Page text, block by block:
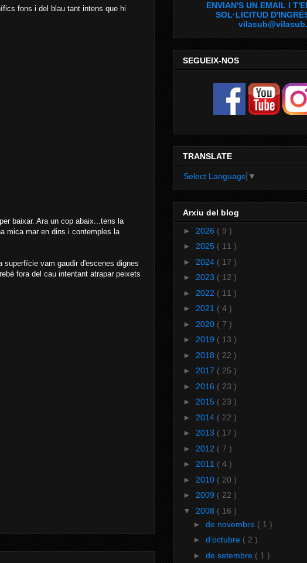
fons i del blau tant intens que hi
baixar. Ara un cop abaix...tens la
mica mar en dins i contemples la
superfície vam gaudir d'escenes dignes
fora del cau intentant atrapar peixets
ENVIAN'S UN EMAIL I
SOL·LICITUD
SEGUEIX-NOS
TRANSLATE
Select Language ▼
Arxiu del blog
► 2026 ( 9 )
► 2025 ( 11 )
► 2024 ( 17 )
► 2023 ( 12 )
► 2022 ( 11 )
► 2021 ( 4 )
► 2020 ( 7 )
► 2019 ( 13 )
► 2018 ( 22 )
► 2017 ( 25 )
► 2016 ( 23 )
► 2015 ( 23 )
► 2014 ( 22 )
► 2013 ( 17 )
► 2012 ( 7 )
► 2011 ( 4 )
► 2010 ( 20 )
► 2009 ( 22 )
▼ 2008 ( 16 )
► de novembre ( 1 )
► d’octubre ( 2 )
► de setembre ( 1 )